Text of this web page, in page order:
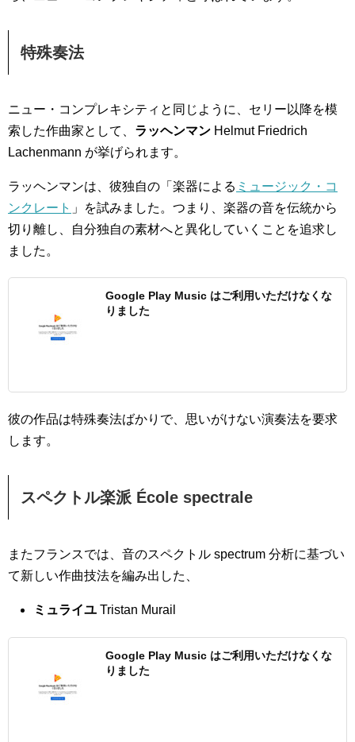
特殊奏法
ニュー・コンプレキシティと同じように、セリー以降を模
索した作曲家として、 ラッヘンマン Helmut Friedrich
Lachenmann が挙げられます。
ラッヘンマンは、彼独自の「楽器による ミュージック・コ
ンクレート 」を試みました。つまり、楽器の音を伝統から
切り離し、自分独自の素材へと異化していくことを追求し
ました。
Google Play Music はご利用いただけなくな
りました
彼の作品は特殊奏法ばかりで、思いがけない演奏法を要求
します。
スペクトル楽派 École spectrale
またフランスでは、音のスペクトル spectrum 分析に基づい
て新しい作曲技法を編み出した、
ミュライユ Tristan Murail
Google Play Music はご利用いただけなくな
りました